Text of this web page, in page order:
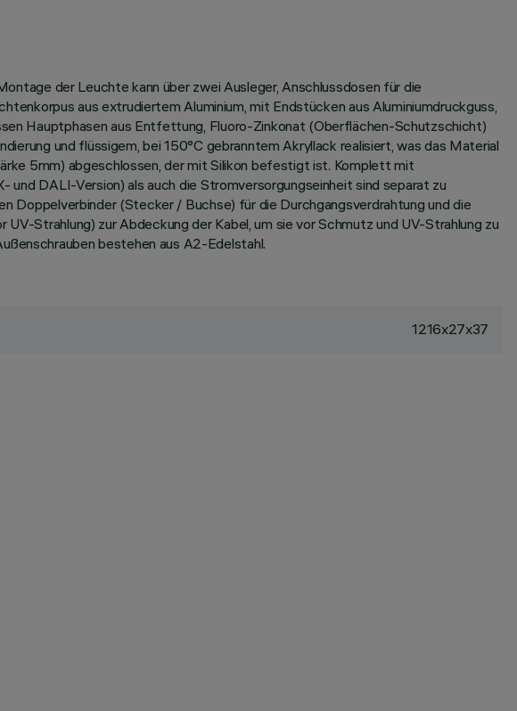
der Leuchte kann über zwei Ausleger, Anschlussdosen für die
aus extrudiertem Aluminium, mit Endstücken aus Aluminiumdruckguss,
Hauptphasen aus Entfettung, Fluoro-Zinkonat (Oberflächen-Schutzschicht)
und flüssigem, bei 150°C gebranntem Akryllack realisiert, was das Material
5mm) abgeschlossen, der mit Silikon befestigt ist. Komplett mit
DALI-Version) als auch die Stromversorgungseinheit sind separat zu
(Stecker / Buchse) für die Durchgangsverdrahtung und die
Strahlung) zur Abdeckung der Kabel, um sie vor Schmutz und UV-Strahlung zu
bestehen aus A2-Edelstahl.
1216x27x37